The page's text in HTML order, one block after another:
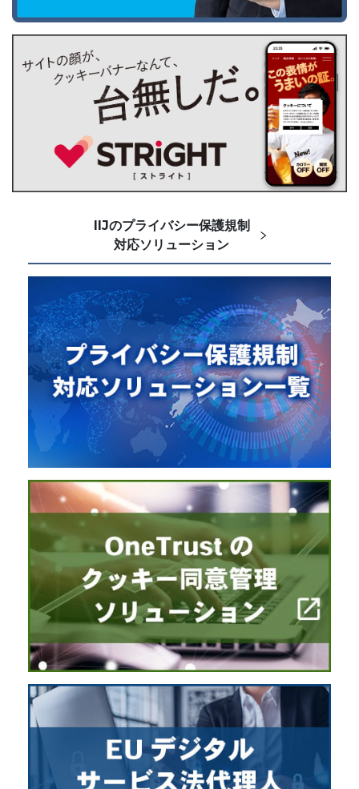
IIJのプライバシー保護規制
対応ソリューション